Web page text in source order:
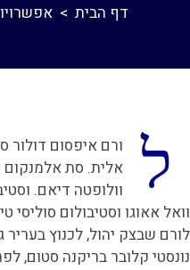
דף הבית >
ל
ורם איפסום דולור
אלית. סת אלמנקום
וולופטה דיאם.
וואל אאוגו וסטיבולום סוליסי
לורם שבצק יהול, לכנוץ בעריר
נונסטי קלובר בריקנה סטום,